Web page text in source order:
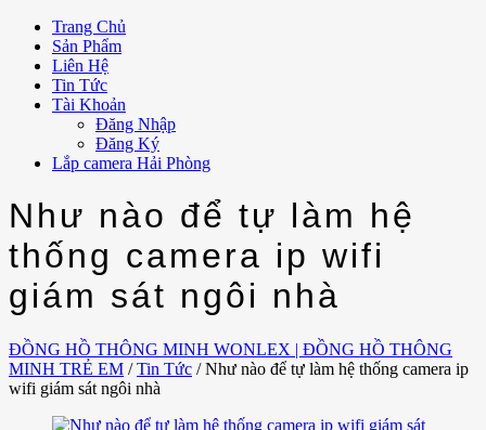
Trang Chủ
Sản Phẩm
Liên Hệ
Tin Tức
Tài Khoản
Đăng Nhập
Đăng Ký
Lắp camera Hải Phòng
Như nào để tự làm hệ
thống camera ip wifi
giám sát ngôi nhà
ĐỒNG HỒ THÔNG MINH WONLEX | ĐỒNG HỒ THÔNG
MINH TRẺ EM / Tin Tức / Như nào để tự làm hệ thống camera ip
wifi giám sát ngôi nhà